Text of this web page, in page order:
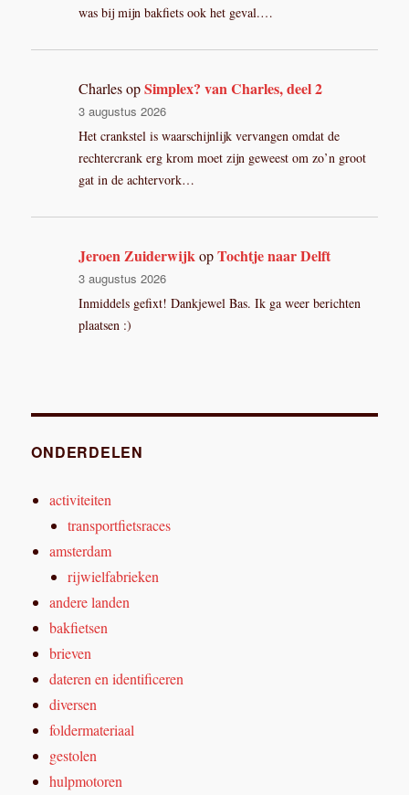
was bij mijn bakfiets ook het geval.…
CharlesopSimplex? van Charles, deel 2
3 augustus 2026
Het crankstel is waarschijnlijk vervangen omdat de
rechtercrank erg krom moet zijn geweest om zo’n groot
gat in de achtervork…
Jeroen ZuiderwijkopTochtje naar Delft
3 augustus 2026
Inmiddels gefixt! Dankjewel Bas. Ik ga weer berichten
plaatsen :)
ONDERDELEN
activiteiten
transportfietsraces
amsterdam
rijwielfabrieken
andere landen
bakfietsen
brieven
dateren en identificeren
diversen
foldermateriaal
gestolen
hulpmotoren